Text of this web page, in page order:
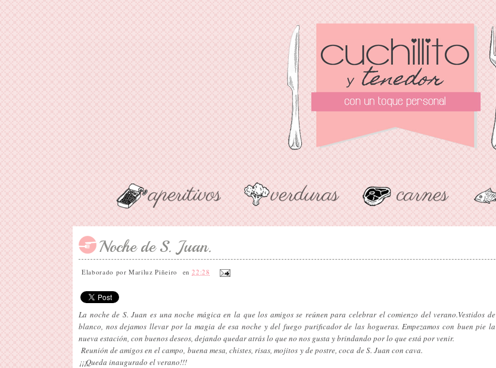
Noche de S. Juan.
Elaborado porMariluz Piñeiro en22:28
La noche de S. Juan es una noche mágica en la que los amigos se reúnen para celebrar el comienzo del verano.Vestidos de
blanco, nos dejamos llevar por la magia de esa noche y del fuego purificador de las hogueras. Empezamos con buen pie la
nueva estación, con buenos deseos, dejando quedar atrás lo que no nos gusta y brindando por lo que está por venir.
Reunión de amigos en el campo, buena mesa, chistes, risas, mojitos y de postre, coca de S. Juan con cava.
¡¡¡Queda inaugurado el verano!!!